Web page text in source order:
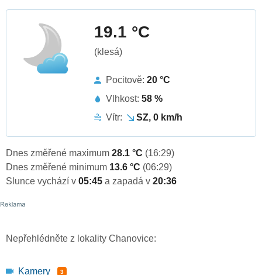
19.1 °C
(klesá)
Pocitově: 20 °C
Vlhkost: 58 %
Vítr:
SZ, 0 km/h
Dnes změřené maximum 28.1 °C (16:29)
Dnes změřené minimum 13.6 °C (06:29)
Slunce vychází v 05:45 a zapadá v 20:36
Nepřehlédněte z lokality Chanovice:
Kamery 3